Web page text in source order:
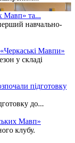
Мавп» та...
навчально-
Мавпи»
у складі
підготовку
до...
Мавп»
клубу.